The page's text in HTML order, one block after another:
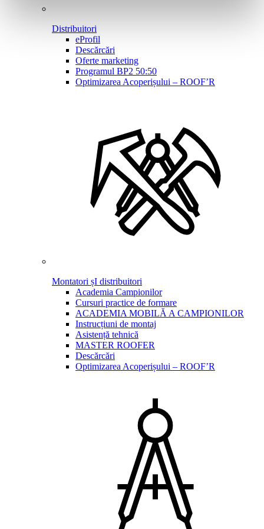
Distribuitori
eProfil
Descărcări
Oferte marketing
Programul BP2 50:50
Optimizarea Acoperișului – ROOF’R
Montatori șI distribuitori
Academia Campionilor
Cursuri practice de formare
ACADEMIA MOBILĂ A CAMPIONILOR
Instrucțiuni de montaj
Asistență tehnică
MASTER ROOFER
Descărcări
Optimizarea Acoperișului – ROOF’R